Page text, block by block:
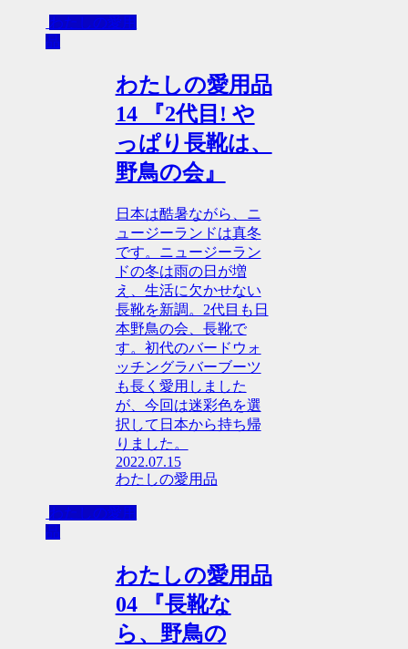
わたしの愛用
品
わたしの愛用品
14 『2代目! や
っぱり長靴は、
野鳥の会』
日本は酷暑ながら、ニ
ュージーランドは真冬
です。ニュージーラン
ドの冬は雨の日が増
え、生活に欠かせない
長靴を新調。2代目も日
本野鳥の会、長靴で
す。初代のバードウォ
ッチングラバーブーツ
も長く愛用しました
が、今回は迷彩色を選
択して日本から持ち帰
りました。
2022.07.15
わたしの愛用品
わたしの愛用
品
わたしの愛用品
04 『長靴な
ら、野鳥の